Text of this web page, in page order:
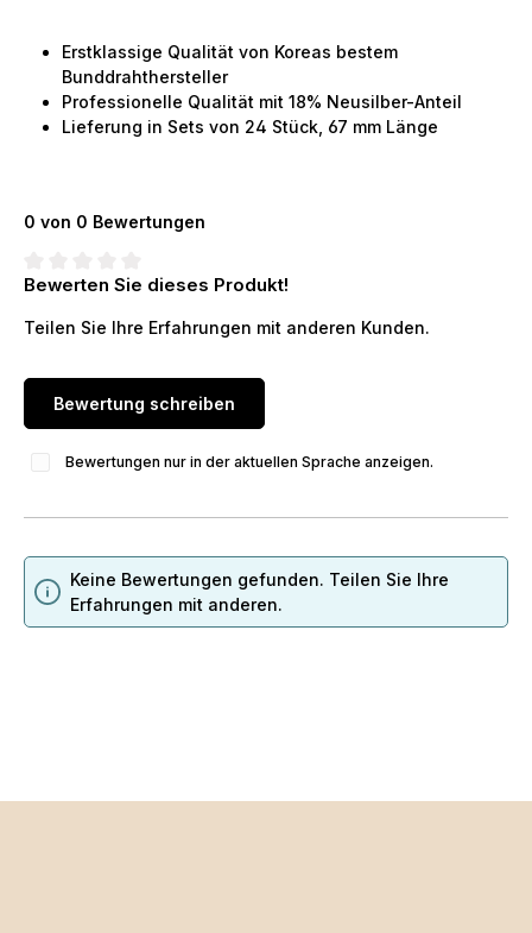
Erstklassige Qualität von Koreas bestem
Bunddrahthersteller
Professionelle Qualität mit 18% Neusilber-Anteil
Lieferung in Sets von 24 Stück, 67 mm Länge
0 von 0 Bewertungen
Durchschnittliche Bewertung von 0 von 5 Sternen
Bewerten Sie dieses Produkt!
Teilen Sie Ihre Erfahrungen mit anderen Kunden.
Bewertung schreiben
Bewertungen nur in der aktuellen Sprache anzeigen.
Keine Bewertungen gefunden. Teilen Sie Ihre
Erfahrungen mit anderen.